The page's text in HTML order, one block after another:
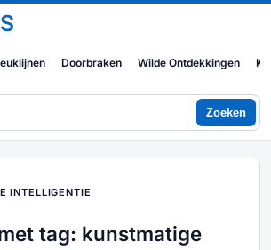
Doorbraken Wilde Ontdekkingen
Zoeken
INTELLIGENTIE
tag: kunstmatige